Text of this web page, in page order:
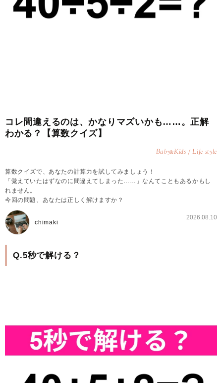
コレ間違えるのは、かなりマズいかも……。正解
わかる？【算数クイズ】
Baby&Kids / Life style
算数クイズで、あなたの計算力を試してみましょう！
「覚えていたはずなのに間違えてしまった……」なんてこともあるかもし
れません。
今回の問題、あなたは正しく解けますか？
chimaki
2026.08.10
Q.5秒で解ける？